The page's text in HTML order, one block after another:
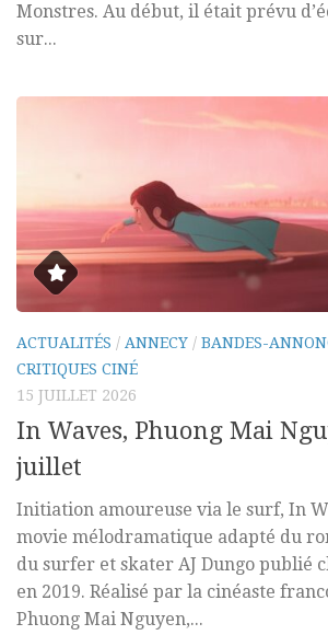
Monstres. Au début, il était prévu
sur...
ACTUALITÉS / ANNECY / BANDES-
CRITIQUES CINÉ
15 JUILLET 2026
In Waves, Phuong Mai
juillet
Initiation amoureuse via le surf, In
movie mélodramatique adapté du
du surfer et skater AJ Dungo publié
en 2019. Réalisé par la cinéaste
Phuong Mai Nguyen,...